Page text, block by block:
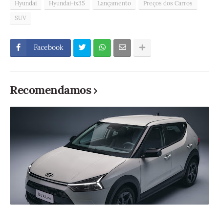
Hyundai Hyundai-ix35 Lançamento
Preços dos Carros
SUV
Facebook
Recomendamos